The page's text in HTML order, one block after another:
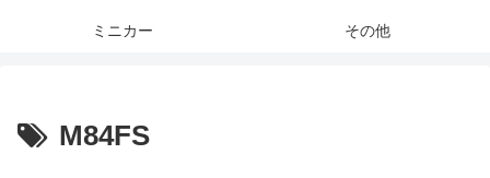
ミニカー その他
M84FS